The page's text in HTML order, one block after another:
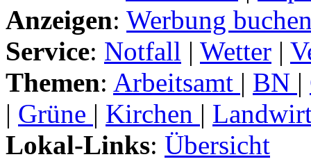
Anzeigen: Werbung
Service: Notfall | Wetter |
Themen: Arbeitsamt | BN |
| Grüne | Kirchen |
Lokal-Links: Übersicht